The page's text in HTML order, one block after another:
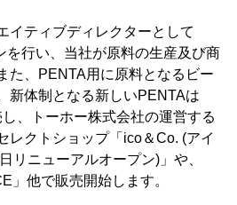
イティブディレクターとして
を行い、当社が原料の生産及び商
た、PENTA用に原料となるビー
新体制となる新しいPENTAは
、トーホー株式会社の運営する
レクトショップ「ico＆Co. (アイ
リニューアルオープン)」や、
」他で販売開始します。